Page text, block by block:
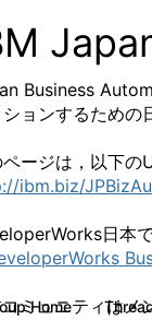
Business
ョンするための
ージは，以下の
ibm.biz/
日本
ミュニティはメ
Home